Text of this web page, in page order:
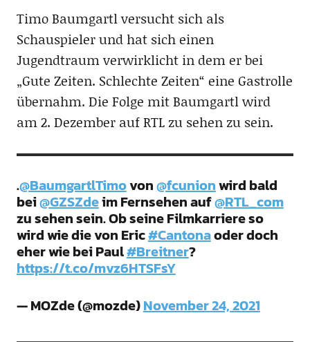
Timo Baumgartl versucht sich als
Schauspieler und hat sich einen
Jugendtraum verwirklicht in dem er bei
„Gute Zeiten. Schlechte Zeiten“ eine Gastrolle
übernahm. Die Folge mit Baumgartl wird
am 2. Dezember auf RTL zu sehen zu sein.
.@BaumgartlTimovon@fcunionwird bald
bei@GZSZdeim Fernsehen auf@RTL_com
zu sehen sein. Ob seine Filmkarriere so
wird wie die von Eric#Cantonaoder doch
eher wie bei Paul#Breitner?
https://t.co/mvz6HTSFsY
— MOZde (@mozde)November 24, 2021